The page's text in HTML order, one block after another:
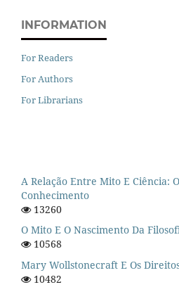
INFORMATION
For Readers
For Authors
For Librarians
A Relação Entre Mito E Ciência:
Conhecimento
13260
O Mito E O Nascimento Da
10568
Mary Wollstonecraft E Os
10482